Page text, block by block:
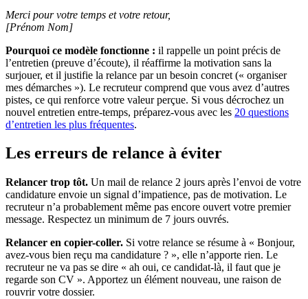
Merci pour votre temps et votre retour,
[Prénom Nom]
Pourquoi ce modèle fonctionne : il rappelle un point précis de
l’entretien (preuve d’écoute), il réaffirme la motivation sans la
surjouer, et il justifie la relance par un besoin concret (« organiser
mes démarches »). Le recruteur comprend que vous avez d’autres
pistes, ce qui renforce votre valeur perçue. Si vous décrochez un
nouvel entretien entre-temps, préparez-vous avec les 20 questions
d’entretien les plus fréquentes.
Les erreurs de relance à éviter
Relancer trop tôt. Un mail de relance 2 jours après l’envoi de votre
candidature envoie un signal d’impatience, pas de motivation. Le
recruteur n’a probablement même pas encore ouvert votre premier
message. Respectez un minimum de 7 jours ouvrés.
Relancer en copier-coller. Si votre relance se résume à « Bonjour,
avez-vous bien reçu ma candidature ? », elle n’apporte rien. Le
recruteur ne va pas se dire « ah oui, ce candidat-là, il faut que je
regarde son CV ». Apportez un élément nouveau, une raison de
rouvrir votre dossier.